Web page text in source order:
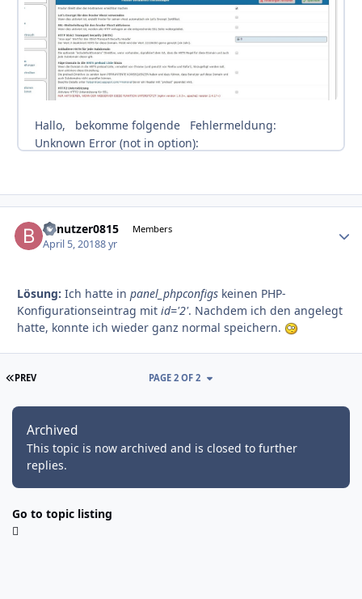
benutzer0815 Members
April 5, 20188 yr
Lösung: Ich hatte in panel_phpconfigs keinen PHP-
Konfigurationseintrag mit id='2'. Nachdem ich den angelegt
hatte, konnte ich wieder ganz normal speichern.
FIRST PAGE
PREV PAGE 2 OF 2
Archived
This topic is now archived and is closed to further
replies.
Go to topic listing